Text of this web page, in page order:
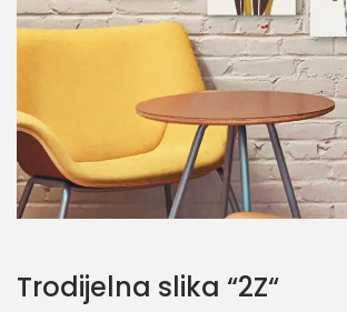
Trodijelna slika “2Z“